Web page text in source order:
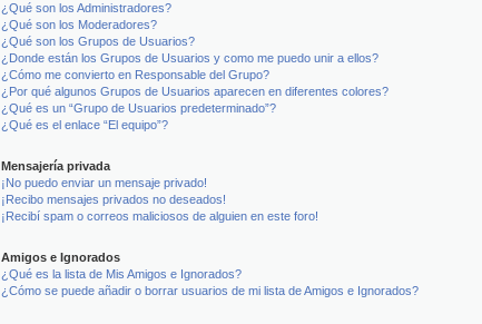
¿Qué son los Administradores?
¿Qué son los Moderadores?
¿Qué son los Grupos de Usuarios?
¿Donde están los Grupos de Usuarios y como me puedo unir a ellos?
¿Cómo me convierto en Responsable del Grupo?
¿Por qué algunos Grupos de Usuarios aparecen en diferentes colores?
¿Qué es un “Grupo de Usuarios predeterminado”?
¿Qué es el enlace “El equipo”?
Mensajería privada
¡No puedo enviar un mensaje privado!
¡Recibo mensajes privados no deseados!
¡Recibí spam o correos maliciosos de alguien en este foro!
Amigos e Ignorados
¿Qué es la lista de Mis Amigos e Ignorados?
¿Cómo se puede añadir o borrar usuarios de mi lista de Amigos e Ignorados?